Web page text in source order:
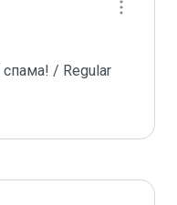
/ Regular